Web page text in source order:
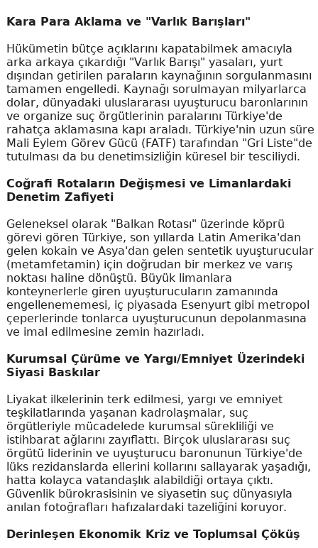
Kara Para Aklama ve "Varlık Barışları"
Hükümetin bütçe açıklarını kapatabilmek amacıyla
arka arkaya çıkardığı "Varlık Barışı" yasaları, yurt
dışından getirilen paraların kaynağının sorgulanmasını
tamamen engelledi. Kaynağı sorulmayan milyarlarca
dolar, dünyadaki uluslararası uyuşturucu baronlarının
ve organize suç örgütlerinin paralarını Türkiye'de
rahatça aklamasına kapı araladı. Türkiye'nin uzun süre
Mali Eylem Görev Gücü (FATF) tarafından "Gri Liste"de
tutulması da bu denetimsizliğin küresel bir tesciliydi.
Coğrafi Rotaların Değişmesi ve Limanlardaki
Denetim Zafiyeti
Geleneksel olarak "Balkan Rotası" üzerinde köprü
görevi gören Türkiye, son yıllarda Latin Amerika'dan
gelen kokain ve Asya'dan gelen sentetik uyuşturucular
(metamfetamin) için doğrudan bir merkez ve varış
noktası haline dönüştü. Büyük limanlara
konteynerlerle giren uyuşturucuların zamanında
engellenememesi, iç piyasada Esenyurt gibi metropol
çeperlerinde tonlarca uyuşturucunun depolanmasına
ve imal edilmesine zemin hazırladı.
Kurumsal Çürüme ve Yargı/Emniyet Üzerindeki
Siyasi Baskılar
Liyakat ilkelerinin terk edilmesi, yargı ve emniyet
teşkilatlarında yaşanan kadrolaşmalar, suç
örgütleriyle mücadelede kurumsal sürekliliği ve
istihbarat ağlarını zayıflattı. Birçok uluslararası suç
örgütü liderinin ve uyuşturucu baronunun Türkiye'de
lüks rezidanslarda ellerini kollarını sallayarak yaşadığı,
hatta kolayca vatandaşlık alabildiği ortaya çıktı.
Güvenlik bürokrasisinin ve siyasetin suç dünyasıyla
anılan fotoğrafları hafızalardaki tazeliğini koruyor.
Derinleşen Ekonomik Kriz ve Toplumsal Çöküş